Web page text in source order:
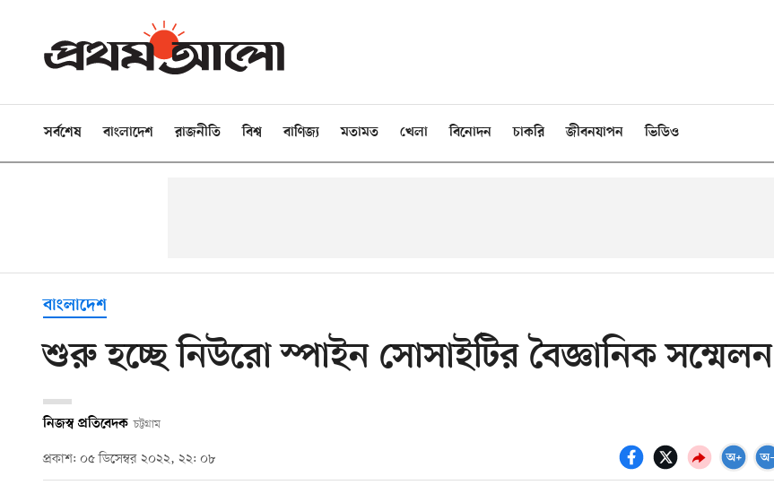
সর্বশেষ বাংলাদেশ রাজনীতি বিশ্ব বাণিজ্য মতামত খেলা বিনোদন চাকরি জীবনযাপন ভিডিও
বাংলাদেশ
শুরু হচ্ছে নিউরো স্পাইন সোসাইটির বৈজ্ঞানিক সম্মেলন
নিজস্ব প্রতিবেদক চট্টগ্রাম
প্রকাশ: ০৫ ডিসেম্বর ২০২২, ২২: ০৮